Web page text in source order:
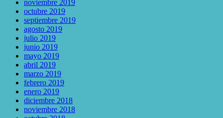
noviembre 2019
octubre 2019
septiembre 2019
agosto 2019
julio 2019
junio 2019
mayo 2019
abril 2019
marzo 2019
febrero 2019
enero 2019
diciembre 2018
noviembre 2018